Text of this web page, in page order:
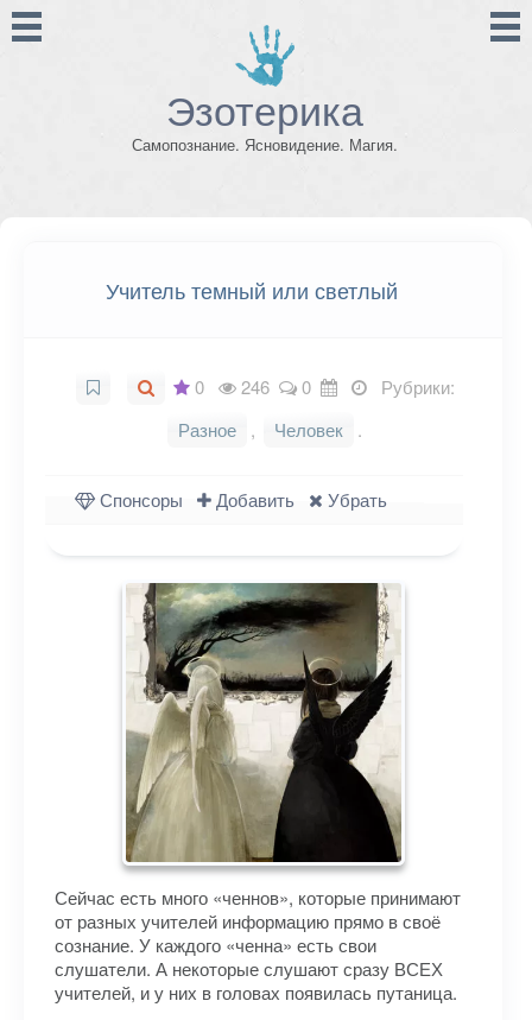
Эзотерика
Самопознание. Ясновидение. Магия.
Учитель темный или светлый
0 246 0
Рубрики:
Разное
, Человек .
Спонсоры Добавить Убрать
Сейчас есть много «ченнов», которые принимают
от разных учителей информацию прямо в своё
сознание. У каждого «ченна» есть свои
слушатели. А некоторые слушают сразу ВСЕХ
учителей, и у них в головах появилась путаница.